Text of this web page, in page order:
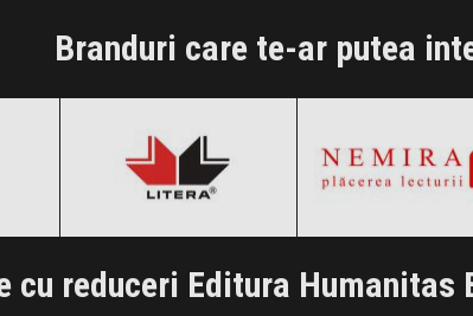
Branduri care te-ar putea
Clic și Vezi Ofertele! Clic și Vezi
cu reduceri Editura Humanitas